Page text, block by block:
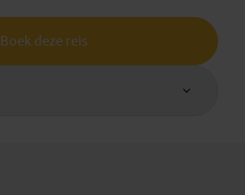
Boek deze reis